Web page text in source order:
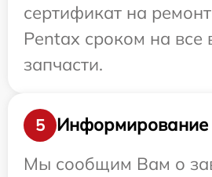
сертификат на
Pentax сроком на все
запчасти.
5
Информирование
Мы сообщим Вам о